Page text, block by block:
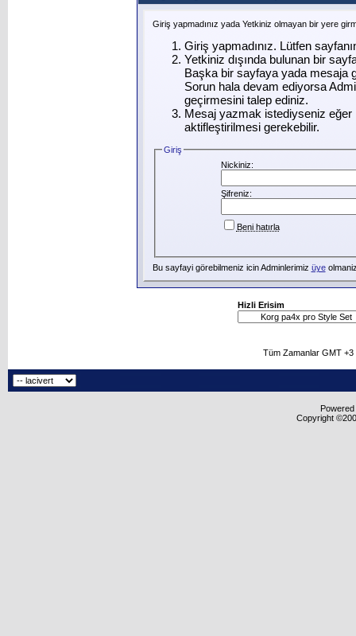
Giriş yapmadınız yada Yetkiniz olmayan bir yere
Giriş yapmadınız. Lütfen
Yetkiniz dışında bulunan bir
Başka bir sayfaya yada mesaja
Sorun hala devam ediyorsa
geçirmesini talep ediniz.
Mesaj yazmak istediyseniz eğer
aktifleştirilmesi gerekebilir.
Giriş
Nickiniz:
Şifreniz:
Beni hatırla
Bu sayfayi görebilmeniz icin Adminlerimiz üye
Hizli Erisim
Tüm Zamanlar GMT
Copyright